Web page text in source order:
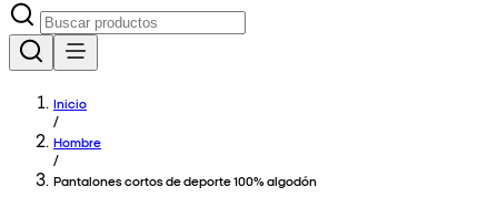
Inicio
/
Hombre
/
Pantalones cortos de deporte 100% algodón